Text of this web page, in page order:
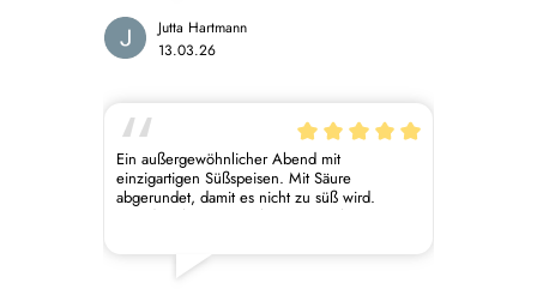
Jutta Hartmann
13.03.26
Ein außergewöhnlicher Abend mit
einzigartigen Süßspeisen. Mit Säure
abgerundet, damit es nicht zu süß wird.
Wunderschön angerichtet. Besser hätte man